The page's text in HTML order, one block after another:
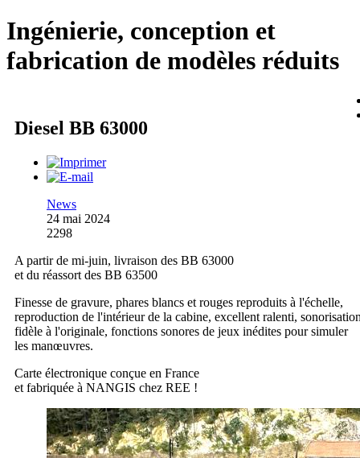
Ingénierie, conception et
fabrication de modèles réduits
Diesel BB 63000
News
24 mai 2024
2298
A partir de mi-juin, livraison des BB 63000
et du réassort des BB 63500
Finesse de gravure, phares blancs et rouges reproduits à l'échelle,
reproduction de l'intérieur de la cabine, excellent ralenti,
fidèle à l'originale, fonctions sonores de jeux inédites pour simuler
les manœuvres.
Carte électronique conçue en France
et fabriquée à NANGIS chez REE !